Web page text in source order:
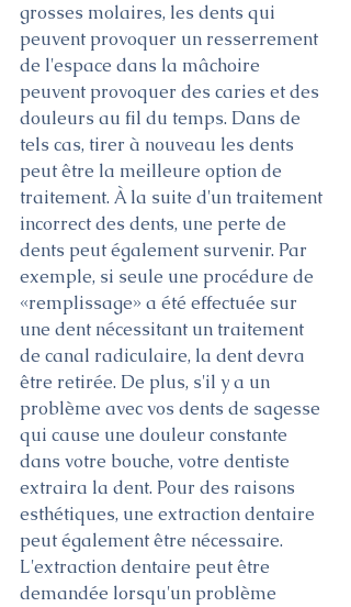
grosses molaires, les dents qui
peuvent provoquer un resserrement
de l'espace dans la mâchoire
peuvent provoquer des caries et des
douleurs au fil du temps. Dans de
tels cas, tirer à nouveau les dents
peut être la meilleure option de
traitement. À la suite d'un traitement
incorrect des dents, une perte de
dents peut également survenir. Par
exemple, si seule une procédure de
«remplissage» a été effectuée sur
une dent nécessitant un traitement
de canal radiculaire, la dent devra
être retirée. De plus, s'il y a un
problème avec vos dents de sagesse
qui cause une douleur constante
dans votre bouche, votre dentiste
extraira la dent. Pour des raisons
esthétiques, une extraction dentaire
peut également être nécessaire.
L'extraction dentaire peut être
demandée lorsqu'un problème